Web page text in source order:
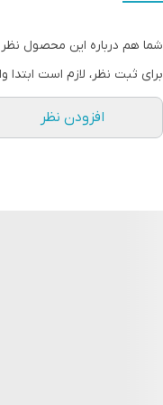
شما هم درباره این محصول نظر
برای ثبت نظر، لازم است
افزودن نظر